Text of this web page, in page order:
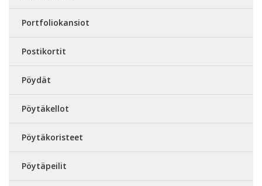
Portfoliokansiot
Postikortit
Pöydät
Pöytäkellot
Pöytäkoristeet
Pöytäpeilit